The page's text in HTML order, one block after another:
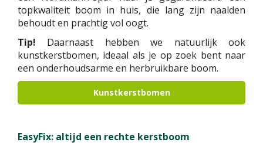
topkwaliteit boom in huis, die lang zijn naalden
behoudt en prachtig vol oogt.
Tip! Daarnaast hebben we natuurlijk ook
kunstkerstbomen, ideaal als je op zoek bent naar
een onderhoudsarme en herbruikbare boom.
Kunstkerstbomen
EasyFix: altijd een rechte kerstboom